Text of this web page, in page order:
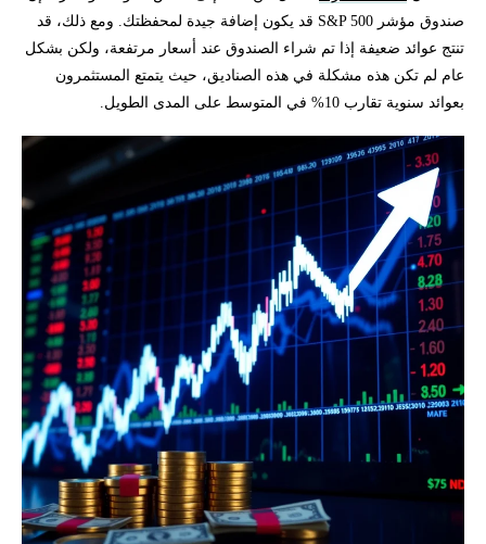
صندوق مؤشر S&P 500 قد يكون إضافة جيدة لمحفظتك. ومع ذلك، قد
تنتج عوائد ضعيفة إذا تم شراء الصندوق عند أسعار مرتفعة، ولكن بشكل
عام لم تكن هذه مشكلة في هذه الصناديق، حيث يتمتع المستثمرون
بعوائد سنوية تقارب 10% في المتوسط على المدى الطويل.